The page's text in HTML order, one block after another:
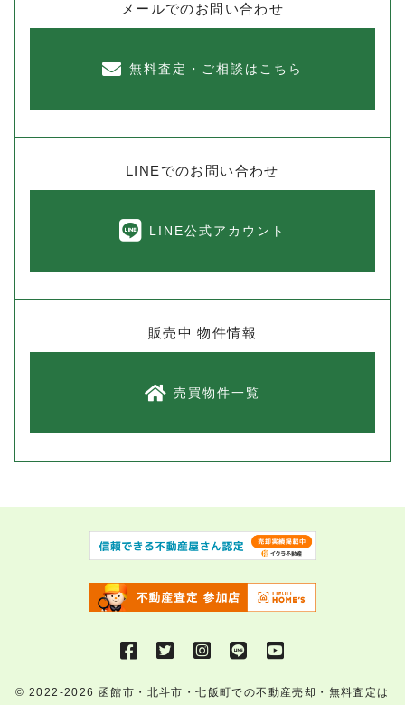
メールでのお問い合わせ
無料査定・ご相談はこちら
LINEでのお問い合わせ
LINE公式アカウント
販売中 物件情報
売買物件一覧
© 2022-2026函館市・北斗市・七飯町での不動産売却・無料査定は